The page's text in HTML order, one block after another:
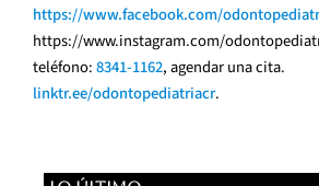
https://www.facebook.com/
https://www.instagram.com/
teléfono:8341-1162, agendar una cita.
linktr.ee/odontopediatriacr.